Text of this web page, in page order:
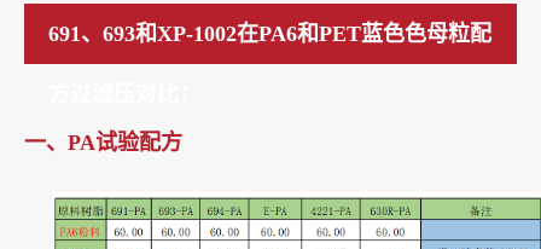
691、693和XP-1002在PA6和PET蓝色色母粒配
一、PA试验配方